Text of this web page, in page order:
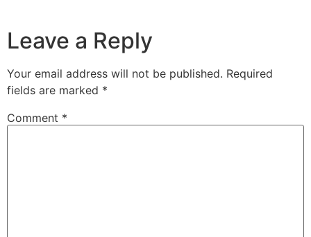
Leave a Reply
Your email address will not be published. Required
fields are marked *
Comment *